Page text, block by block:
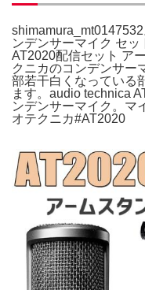
ンデンサーマイク セ
AT2020配信セット ア
クニカのコンデンサー
部若干白くなっている
ます。audio technica
ンデンサーマイク。マ
オテクニカ#AT2020